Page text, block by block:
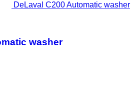
DeLaval C200 Automatic washer
washer